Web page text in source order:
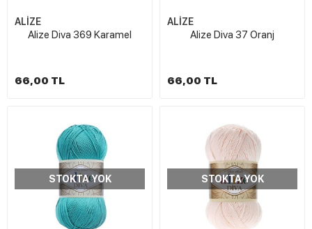
ALİZE
Alize Diva 369 Karamel
66,00 TL
ALİZE
Alize Diva 37 Oranj
66,00 TL
STOKTA YOK STOKTA YOK